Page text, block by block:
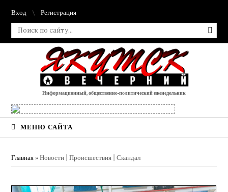
Вход Регистрация
Информационный, общественно-политический еженедельник
МЕНЮ САЙТА
Главная »Новости | Происшествия | Скандал